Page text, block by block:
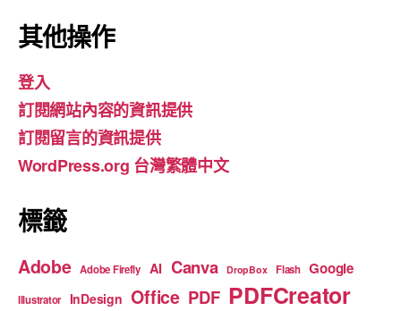
c
b
o
o
k
a
a
m
u
b
e
其他操作
登入
訂閱網站內容的資訊提供
訂閱留言的資訊提供
WordPress.org 台灣繁體中文
標籤
Adobe Adobe Firefly AI Canva DropBox Flash Google
Illustrator InDesign Office PDF PDFCreator